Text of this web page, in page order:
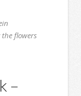
flowers
–